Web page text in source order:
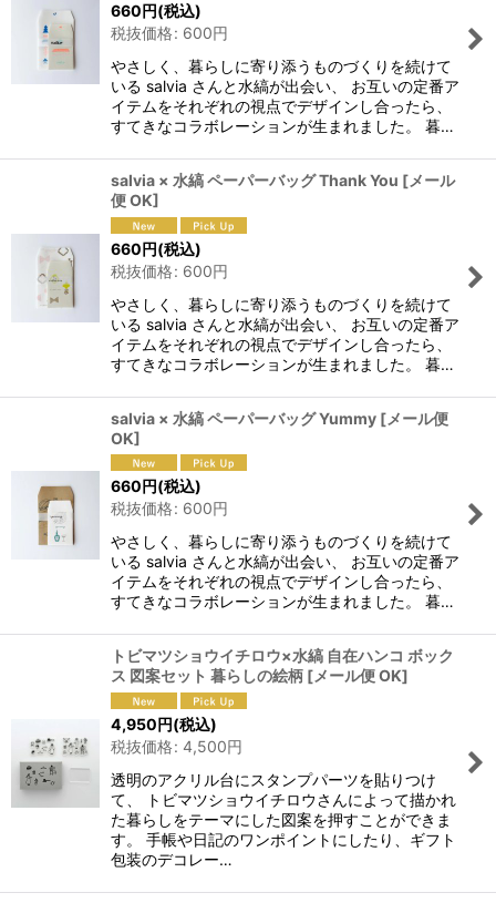
660円(税込)
税抜価格: 600円
やさしく、暮らしに寄り添うものづくりを続けて
いる salvia さんと水縞が出会い、 お互いの定番ア
イテムをそれぞれの視点でデザインし合ったら、
すてきなコラボレーションが生まれました。 暮…
salvia × 水縞 ペーパーバッグ Thank You [メール
便 OK]
660円(税込)
税抜価格: 600円
やさしく、暮らしに寄り添うものづくりを続けて
いる salvia さんと水縞が出会い、 お互いの定番ア
イテムをそれぞれの視点でデザインし合ったら、
すてきなコラボレーションが生まれました。 暮…
salvia × 水縞 ペーパーバッグ Yummy [メール便
OK]
660円(税込)
税抜価格: 600円
やさしく、暮らしに寄り添うものづくりを続けて
いる salvia さんと水縞が出会い、 お互いの定番ア
イテムをそれぞれの視点でデザインし合ったら、
すてきなコラボレーションが生まれました。 暮…
トビマツショウイチロウ×水縞 自在ハンコ ボック
ス 図案セット 暮らしの絵柄 [メール便 OK]
4,950円(税込)
税抜価格: 4,500円
透明のアクリル台にスタンプパーツを貼りつけ
て、 トビマツショウイチロウさんによって描かれ
た暮らしをテーマにした図案を押すことができま
す。 手帳や日記のワンポイントにしたり、ギフト
包装のデコレー…